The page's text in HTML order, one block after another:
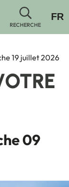
RECHERCHE
FR
19 juillet 2026
09